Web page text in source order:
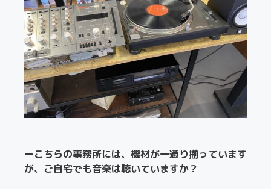
ーこちらの事務所には、機材が一通り揃っています
が、ご自宅でも音楽は聴いていますか？